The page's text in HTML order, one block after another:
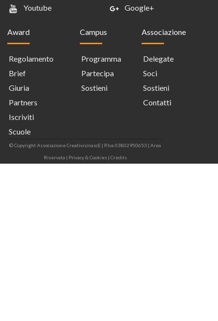
Youtube Google+
Award
Regolamento
Brief
Giuria
Partners
Iscriviti
Scuole
Campus
Programma
Partecipa
Sostieni
Associazione
Delegate
Soci
Sostieni
Contatti
© Copyright Associazione CreativisinascE | P.Iva 03802950653 | Area
Riservata | Privacy & Cookies | Credits